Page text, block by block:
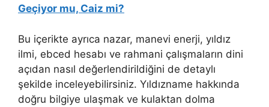
Geçiyor mu, Caiz mi?
Bu içerikte ayrıca nazar, manevi enerji, yıldız
ilmi, ebced hesabı ve rahmani çalışmaların dini
açıdan nasıl değerlendirildiğini de detaylı
şekilde inceleyebilirsiniz. Yıldızname hakkında
doğru bilgiye ulaşmak ve kulaktan dolma